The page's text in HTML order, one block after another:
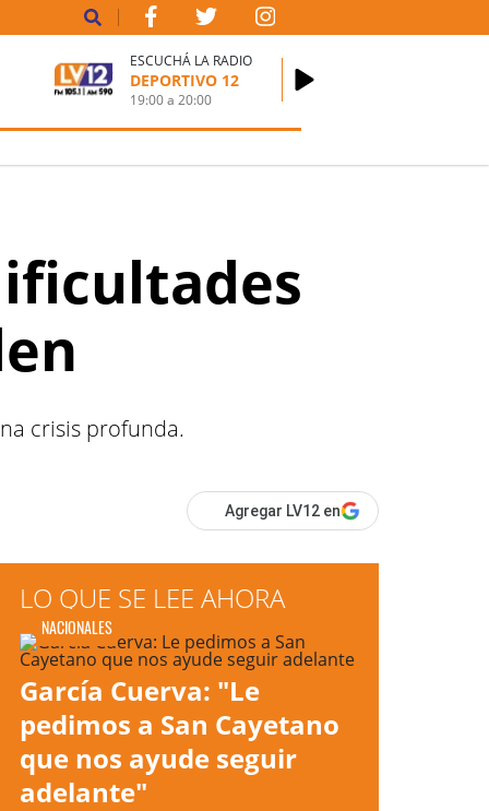
ESCUCHÁ LA RADIO
DEPORTIVO 12
19:00a20:00
crisis profunda.
Agregar LV12 en
LO QUE SE LEE AHORA
NACIONALES
García Cuerva: "Le
pedimos a San Cayetano
que nos ayude seguir
adelante"